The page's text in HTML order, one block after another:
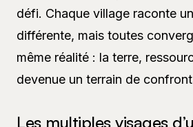
défi. Chaque village raconte
différente, mais toutes
même réalité : la terre,
devenue un terrain de
Les multiples visages